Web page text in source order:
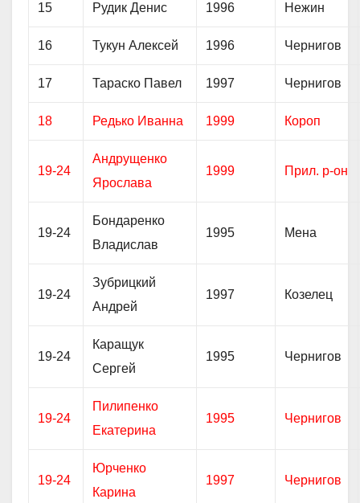
15 Рудик Денис 1996 Нежин
16 Тукун Алексей 1996 Чернигов
17 Тараско Павел 1997 Чернигов
18 Редько Иванна 1999 Короп
19-24
Андрущенко
Ярослава
1999 Прил. р-он
19-24
Бондаренко
Владислав
1995 Мена
19-24
Зубрицкий
Андрей
1997 Козелец
19-24
Каращук
Сергей
1995 Чернигов
19-24
Пилипенко
Екатерина
1995 Чернигов
19-24
Юрченко
Карина
1997 Чернигов